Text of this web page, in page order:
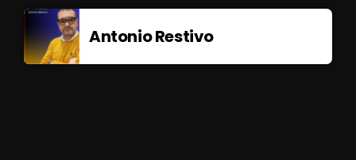
Antonio Restivo